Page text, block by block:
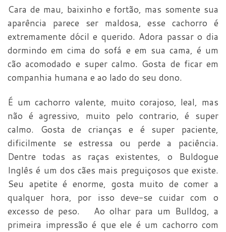
Cara de mau, baixinho e fortão, mas somente sua
aparência parece ser maldosa, esse cachorro é
extremamente dócil e querido. Adora passar o dia
dormindo em cima do sofá e em sua cama, é um
cão acomodado e super calmo. Gosta de ficar em
companhia humana e ao lado do seu dono.
É um cachorro valente, muito corajoso, leal, mas
não é agressivo, muito pelo contrario, é super
calmo. Gosta de crianças e é super paciente,
dificilmente se estressa ou perde a paciência.
Dentre todas as raças existentes, o Buldogue
Inglês é um dos cães mais preguiçosos que existe.
Seu apetite é enorme, gosta muito de comer a
qualquer hora, por isso deve-se cuidar com o
excesso de peso. Ao olhar para um Bulldog, a
primeira impressão é que ele é um cachorro com